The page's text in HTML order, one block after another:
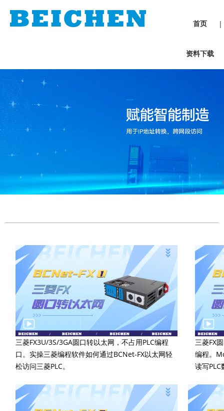
首页 |
资料下载
三菱FX3U/3S/3GA圆口转以太网，不占用PLC编程
口。实操三菱编程软件如何通过BCNet-FX以太网轻
松访问三菱PLC。
三菱FX
编程。
读写PLC